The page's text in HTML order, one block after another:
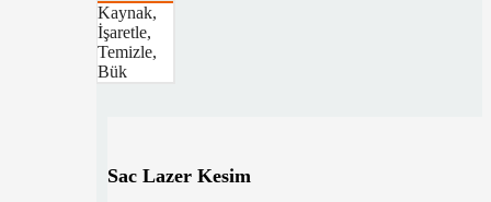
Kaynak,
İşaretle,
Temizle,
Bük
Sac Lazer Kesim